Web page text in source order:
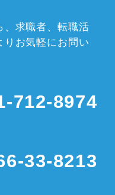
、求職者、転職活
りお気軽にお問い
712-8974
33-8213